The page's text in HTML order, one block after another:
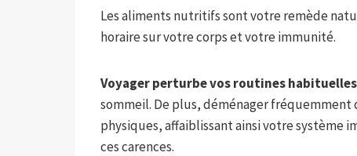
Les aliments nutritifs sont votre remède
horaire sur votre corps et votre immunité.
Voyager perturbe vos routines habituelles
sommeil. De plus, déménager
physiques, affaiblissant ainsi votre système
ces carences.